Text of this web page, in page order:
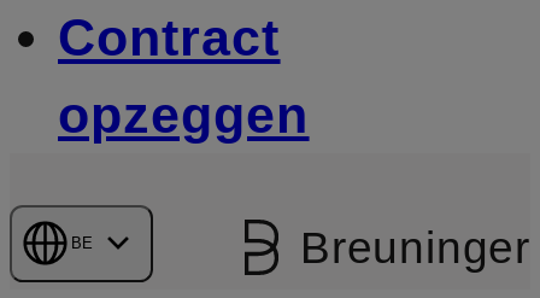
Contract
opzeggen
BE Breuninger